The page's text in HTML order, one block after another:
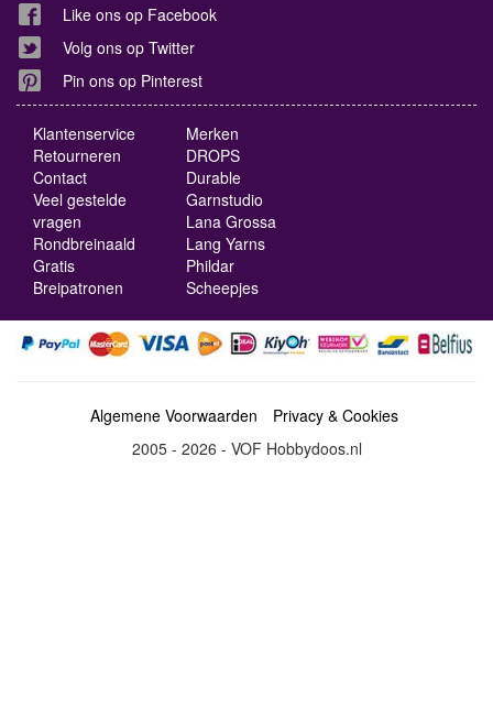
Like ons op Facebook
Volg ons op Twitter
Pin ons op Pinterest
Klantenservice
Retourneren
Contact
Veel gestelde
vragen
Rondbreinaald
Gratis
Breipatronen
Merken
DROPS
Durable
Garnstudio
Lana Grossa
Lang Yarns
Phildar
Scheepjes
Algemene Voorwaarden
Privacy & Cookies
2005 - 2026 - VOF Hobbydoos.nl